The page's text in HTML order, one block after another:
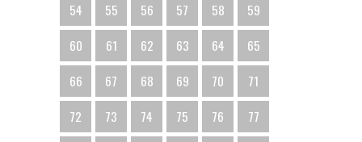
54
55 56 57 58
59
60
61 62 63 64
65
66
67 68 69 70
71
72
73 74 75 76
77